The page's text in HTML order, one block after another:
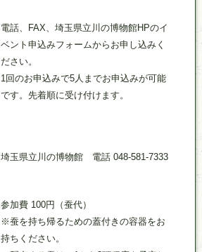
電話、FAX、埼玉県立川の博物館HPのイ
ベント申込みフォームからお申し込みく
ださい。
1回のお申込みで5人までお申込みが可能
です。先着順に受け付けます。
埼玉県立川の博物館 電話 048-581-7333
参加費 100円（蚕代）
※蚕を持ち帰るための蓋付きの容器をお
持ちください。